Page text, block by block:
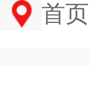
首页